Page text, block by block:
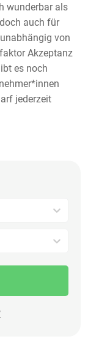
wunderbar als
auch für
von
Akzeptanz
es noch
jederzeit